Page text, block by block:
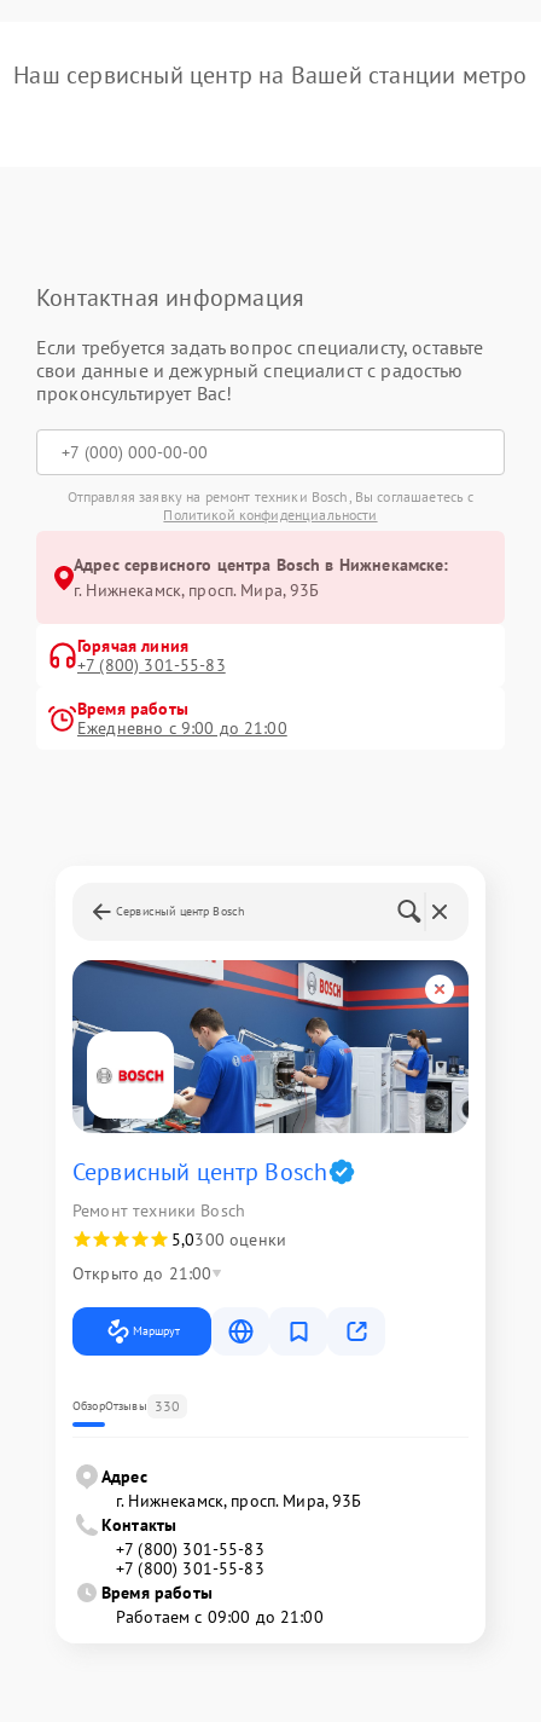
Наш сервисный центр на Вашей станции метро
Контактная информация
Если требуется задать вопрос специалисту, оставьте
свои данные и дежурный специалист с радостью
проконсультирует Вас!
Отправляя заявку на ремонт техники Bosch, Вы соглашаетесь с
Политикой конфиденциальности
Адрес сервисного центра Bosch в Нижнекамске:
г. Нижнекамск, просп. Мира, 93Б
Горячая линия
+7 (800) 301-55-83
Время работы
Ежедневно с 9:00 до 21:00
Сервисный центр Bosch
Сервисный центр Bosch
Ремонт техники Bosch
5,0300 оценки
Открыто до 21:00
Маршрут
ОбзорОтзывы 330
Адрес
г. Нижнекамск, просп. Мира, 93Б
Контакты
+7 (800) 301-55-83
+7 (800) 301-55-83
Время работы
Работаем с 09:00 до 21:00